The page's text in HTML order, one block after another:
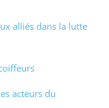
alliés dans la lutte
acteurs du